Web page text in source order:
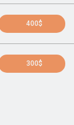
400$
300$